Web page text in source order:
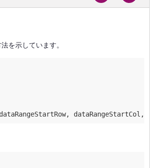
を示しています。
dataRangeStartCol, -